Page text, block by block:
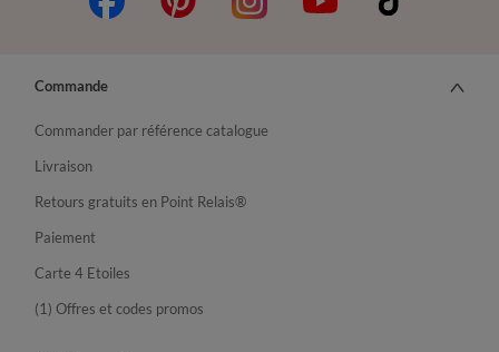
Commande
Commander par référence catalogue
Livraison
Retours gratuits en Point Relais®
Paiement
Carte 4 Etoiles
(1) Offres et codes promos